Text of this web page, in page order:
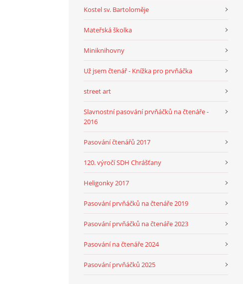
Kostel sv. Bartoloměje
Mateřská školka
Miniknihovny
Už jsem čtenář - Knížka pro prvňáčka
street art
Slavnostní pasování prvňáčků na čtenáře -
2016
Pasování čtenářů 2017
120. výročí SDH Chrášťany
Heligonky 2017
Pasování prvňáčků na čtenáře 2019
Pasování prvňáčků na čtenáře 2023
Pasování na čtenáře 2024
Pasování prvňáčků 2025